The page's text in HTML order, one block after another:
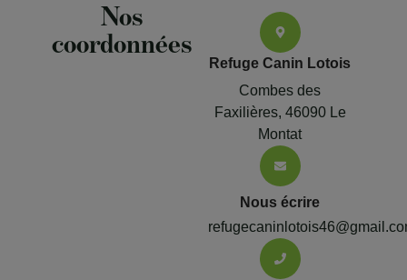
Nos
coordonnées
Refuge Canin Lotois
Combes des
Faxilières, 46090 Le
Montat
Nous écrire